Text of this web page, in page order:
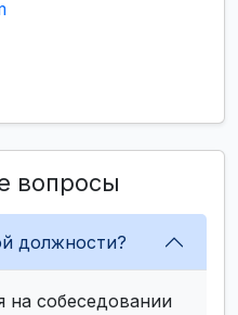
вопросы
должности?
на собеседовании